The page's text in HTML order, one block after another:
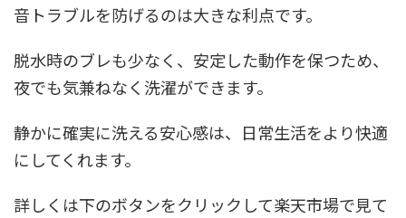
音トラブルを防げるのは大きな利点です。
脱水時のブレも少なく、安定した動作を保つため、
夜でも気兼ねなく洗濯ができます。
静かに確実に洗える安心感は、日常生活をより快適
にしてくれます。
詳しくは下のボタンをクリックして楽天市場で見て